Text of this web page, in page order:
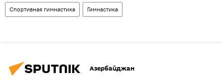
Спортивная гимнастика Гимнастика
Азербайджан